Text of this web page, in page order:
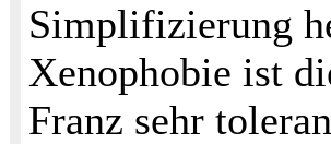
Simplifizierung
Xenophobie ist
Franz sehr